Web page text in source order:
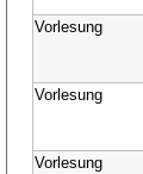
Vorlesung
Vorlesung
Vorlesung